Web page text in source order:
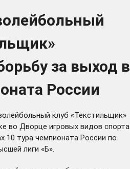
за выход в
России
клуб «Текстильщик»
во Дворце игровых видов спорта
10 тура чемпионата России по
лиги «Б».